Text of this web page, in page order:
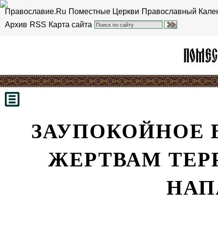
Православие.Ru Поместные Церкви Православный
Архив RSS Карта сайта
ЗАУПОКОЙНОЕ
ЖЕРТВАМ